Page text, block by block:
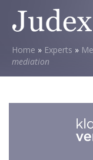
Home » Experts »
mediation